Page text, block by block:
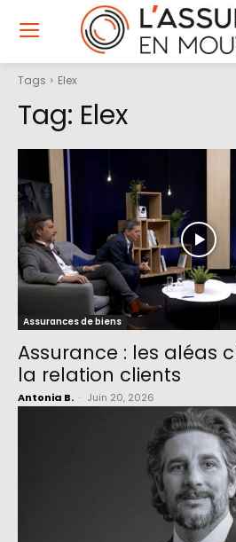
Tags Elex
Tag: Elex
Assurances de biens
Assurance : les aléas
la relation clients
Antonia B. Juin 20, 2026